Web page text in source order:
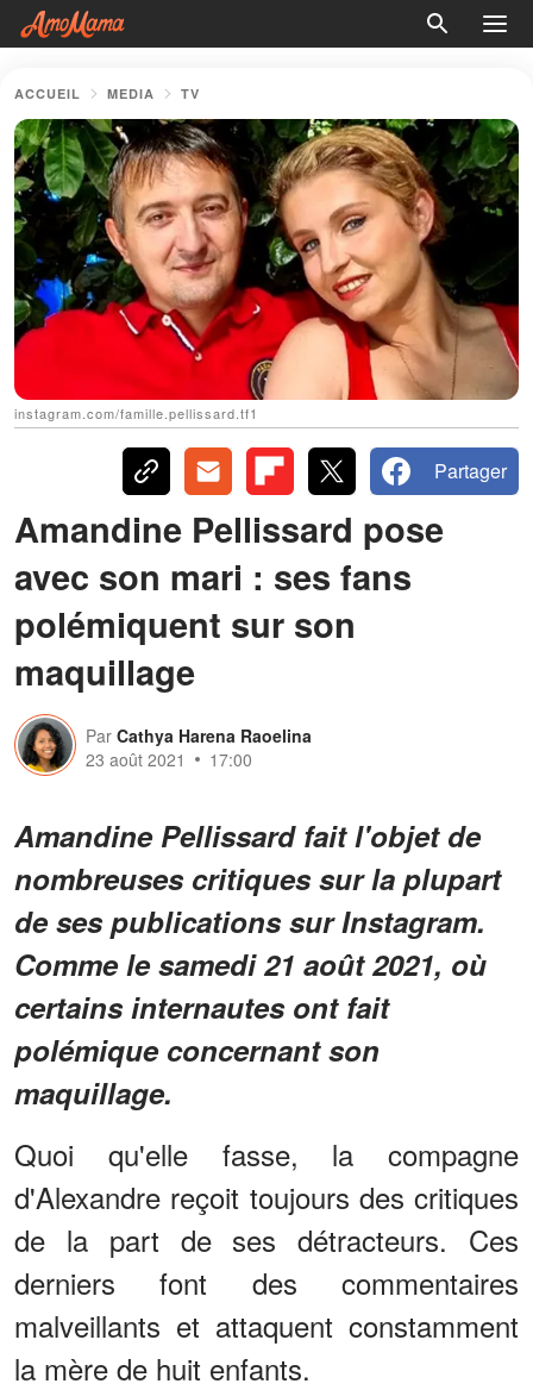
ACCUEIL MEDIA TV
instagram.com/famille.pellissard.tf1
Partager
Amandine Pellissard pose
avec son mari : ses fans
polémiquent sur son
maquillage
Par Cathya Harena Raoelina
23 août 2021
17:00
Amandine Pellissard fait l'objet de
nombreuses critiques sur la plupart
de ses publications sur Instagram.
Comme le samedi 21 août 2021, où
certains internautes ont fait
polémique concernant son
maquillage.
Quoi qu'elle fasse, la compagne
d'Alexandre reçoit toujours des critiques
de la part de ses détracteurs. Ces
derniers font des commentaires
malveillants et attaquent constamment
la mère de huit enfants.